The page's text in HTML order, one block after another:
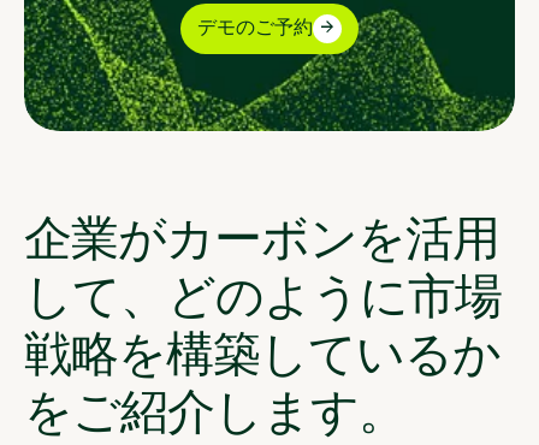
デモのご予約
企業がカーボンを活用
して、どのように市場
戦略を構築しているか
をご紹介します。